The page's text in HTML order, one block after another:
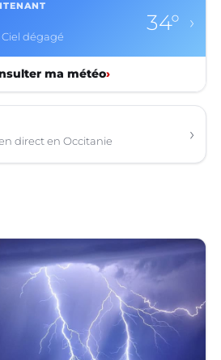
Ciel dégagé
34° ›
ma météo›
direct en Occitanie ›